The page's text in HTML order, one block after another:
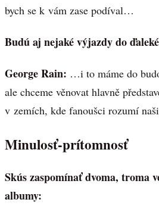
bych se k vám zase podíval…
Budú aj nejaké výjazdy do
George Rain: …i to máme do
ale chceme věnovat hlavně
v zemích, kde fanoušci rozumí
Minulosť-prítomnosť
Skús zaspomínať dvoma, troma
albumy: